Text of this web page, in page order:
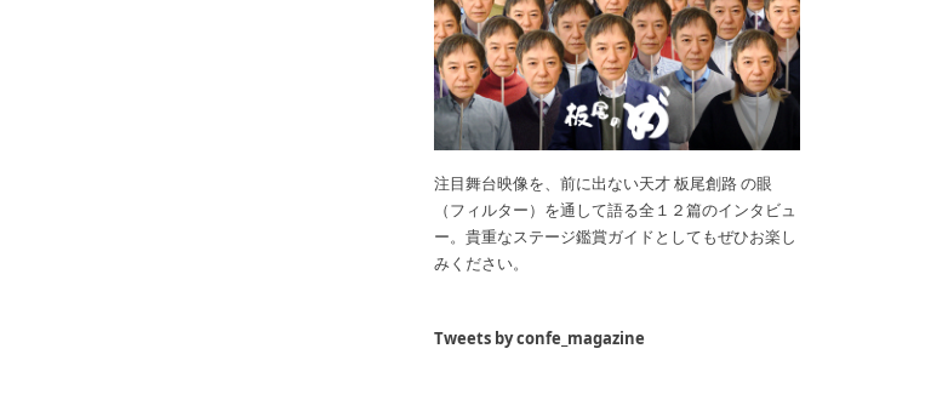
注目舞台映像を、前に出ない天才 板尾創路 の眼
（フィルター）を通して語る全１２篇のインタビュ
ー。貴重なステージ鑑賞ガイドとしてもぜひお楽し
みください。
Tweets by confe_magazine